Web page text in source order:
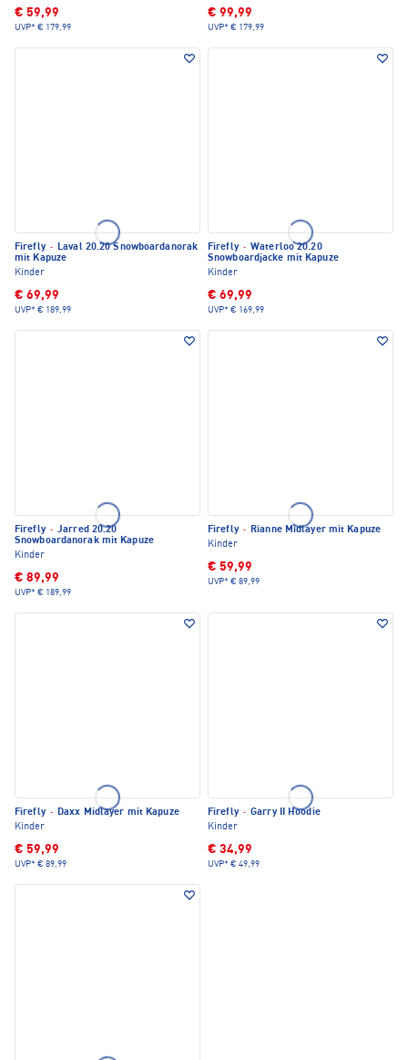
€ 59,99
UVP* € 179,99
€ 99,99
UVP* € 179,99
Firefly · Laval 20.20 Snowboardanorak
mit Kapuze
Kinder
€ 69,99
UVP* € 189,99
Firefly · Waterloo 20.20
Snowboardjacke mit Kapuze
Kinder
€ 69,99
UVP* € 169,99
Firefly · Jarred 20.20
Snowboardanorak mit Kapuze
Kinder
€ 89,99
UVP* € 189,99
Firefly · Rianne Midlayer mit Kapuze
Kinder
€ 59,99
UVP* € 89,99
Firefly · Daxx Midlayer mit Kapuze
Kinder
€ 59,99
UVP* € 89,99
Firefly · Garry II Hoodie
Kinder
€ 34,99
UVP* € 49,99